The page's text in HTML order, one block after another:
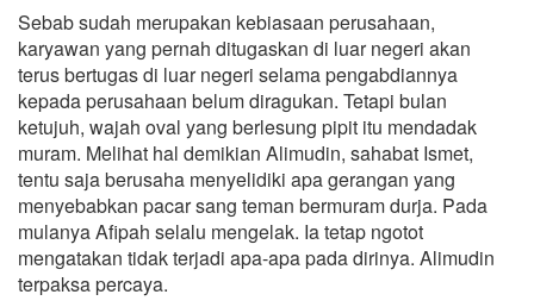
Sebab sudah merupakan kebiasaan perusahaan,
karyawan yang pernah ditugaskan di luar negeri akan
terus bertugas di luar negeri selama pengabdiannya
kepada perusahaan belum diragukan. Tetapi bulan
ketujuh, wajah oval yang berlesung pipit itu mendadak
muram. Melihat hal demikian Alimudin, sahabat Ismet,
tentu saja berusaha menyelidiki apa gerangan yang
menyebabkan pacar sang teman bermuram durja. Pada
mulanya Afipah selalu mengelak. Ia tetap ngotot
mengatakan tidak terjadi apa-apa pada dirinya. Alimudin
terpaksa percaya.